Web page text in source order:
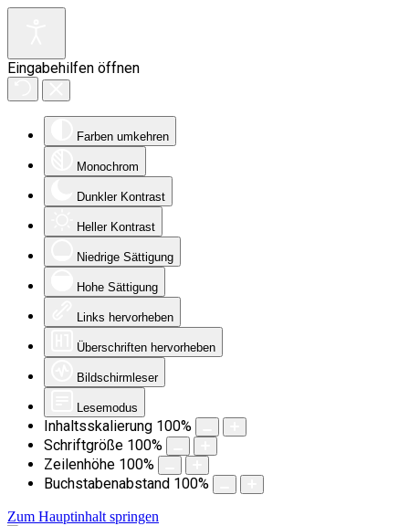
Eingabehilfen öffnen
Farben umkehren
Monochrom
Dunkler Kontrast
Heller Kontrast
Niedrige Sättigung
Hohe Sättigung
Links hervorheben
Überschriften hervorheben
Bildschirmleser
Lesemodus
Inhaltsskalierung 100%
Schriftgröße 100%
Zeilenhöhe 100%
Buchstabenabstand 100%
Zum Hauptinhalt springen